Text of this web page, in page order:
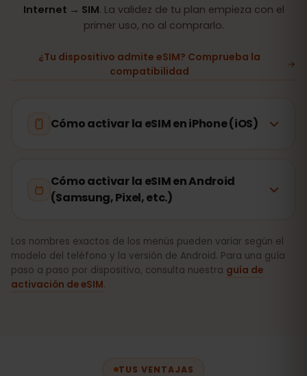
Internet → SIM. La validez de tu plan empieza con el
primer uso, no al comprarlo.
¿Tu dispositivo admite eSIM? Comprueba la
compatibilidad
Cómo activar la eSIM en iPhone (iOS)
Cómo activar la eSIM en Android
(Samsung, Pixel, etc.)
Los nombres exactos de los menús pueden variar según el
modelo del teléfono y la versión de Android. Para una guía
paso a paso por dispositivo, consulta nuestra guía de
activación de eSIM.
TUS VENTAJAS